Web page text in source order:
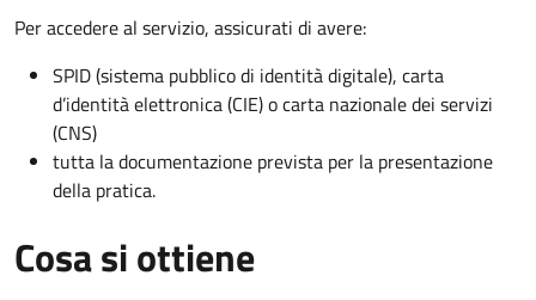
Per accedere al servizio, assicurati di avere:
SPID (sistema pubblico di identità digitale), carta
d’identità elettronica (CIE) o carta nazionale dei servizi
(CNS)
tutta la documentazione prevista per la presentazione
della pratica.
Cosa si ottiene